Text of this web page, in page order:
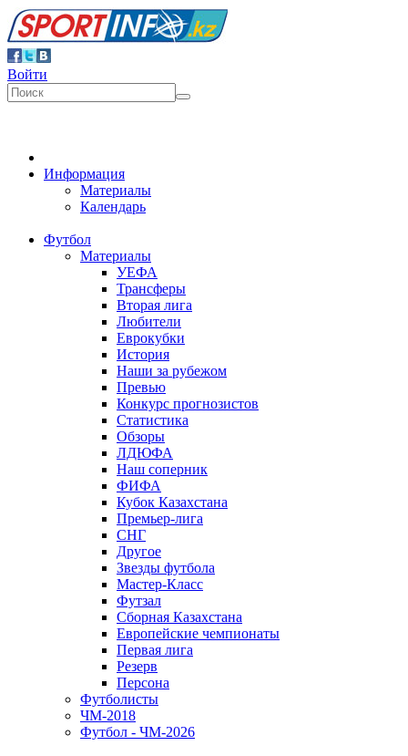
Войти
Информация
Материалы
Календарь
Футбол
Материалы
УЕФА
Трансферы
Вторая лига
Любители
Еврокубки
История
Наши за рубежом
Превью
Конкурс прогнозистов
Статистика
Обзоры
ЛДЮФА
Наш соперник
ФИФА
Кубок Казахстана
Премьер-лига
СНГ
Другое
Звезды футбола
Мастер-Класс
Футзал
Сборная Казахстана
Европейские чемпионаты
Первая лига
Резерв
Персона
Футболисты
ЧМ-2018
Футбол - ЧМ-2026